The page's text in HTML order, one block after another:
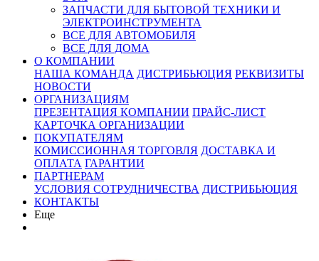
ЗАПЧАСТИ ДЛЯ БЫТОВОЙ ТЕХНИКИ И
ЭЛЕКТРОИНСТРУМЕНТА
ВСЕ ДЛЯ АВТОМОБИЛЯ
ВСЕ ДЛЯ ДОМА
О КОМПАНИИ
НАША КОМАНДА ДИСТРИБЬЮЦИЯ РЕКВИЗИТЫ
НОВОСТИ
ОРГАНИЗАЦИЯМ
ПРЕЗЕНТАЦИЯ КОМПАНИИ ПРАЙС-ЛИСТ
КАРТОЧКА ОРГАНИЗАЦИИ
ПОКУПАТЕЛЯМ
КОМИССИОННАЯ ТОРГОВЛЯ ДОСТАВКА И
ОПЛАТА ГАРАНТИИ
ПАРТНЕРАМ
УСЛОВИЯ СОТРУДНИЧЕСТВА ДИСТРИБЬЮЦИЯ
КОНТАКТЫ
Еще